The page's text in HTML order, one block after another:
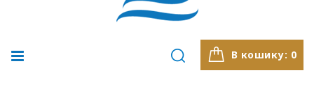
В кошику: 0